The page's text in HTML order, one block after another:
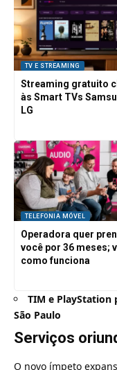
TV E STREAMING
Streaming gratuito
às Smart TVs
LG
TELEFONIA MÓVEL
Operadora quer
você por 36 meses;
como funciona
TIM e PlayStation
São Paulo
Serviços
O novo ímpeto